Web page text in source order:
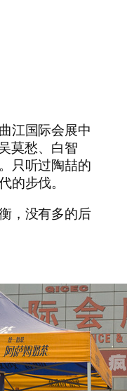
江国际会展中
莫愁、白智
只听过陶喆的
的步伐。
，没有多的后